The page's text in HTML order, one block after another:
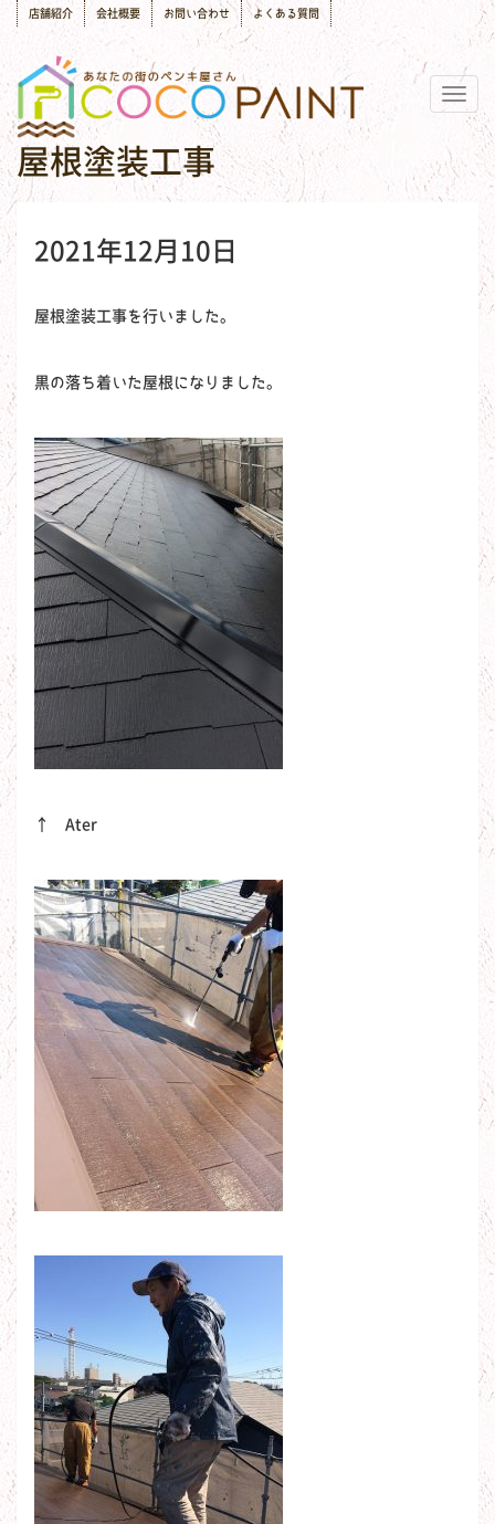
店舗紹介 会社概要 お問い合わせ よくある質問
屋根塗装工事
2021年12月10日
屋根塗装工事を行いました。
黒の落ち着いた屋根になりました。
↑ Ater